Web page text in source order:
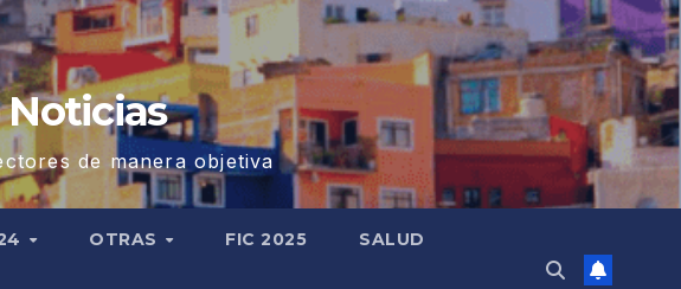
de manera objetiva
OTRAS FIC 2025 SALUD